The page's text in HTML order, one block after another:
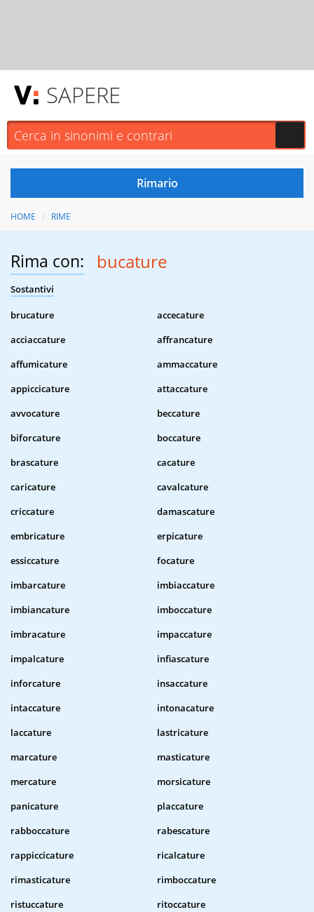
SAPERE
HOME RIME
Rima con: bucature
Sostantivi
brucature
accecature
acciaccature
affrancature
affumicature
ammaccature
appiccicature
attaccature
avvocature
beccature
biforcature
boccature
brascature
cacature
caricature
cavalcature
criccature
damascature
embricature
erpicature
essiccature
focature
imbarcature
imbiaccature
imbiancature
imboccature
imbracature
impaccature
impalcature
infiascature
inforcature
insaccature
intaccature
intonacature
laccature
lastricature
marcature
masticature
mercature
morsicature
panicature
placcature
rabboccature
rabescature
rappiccicature
ricalcature
rimasticature
rimboccature
ristuccature
ritoccature